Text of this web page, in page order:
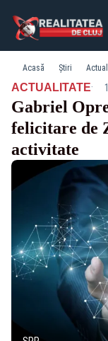
Acasă Știri
ACTUALITATE·
Gabriel
felicitare de
activitate